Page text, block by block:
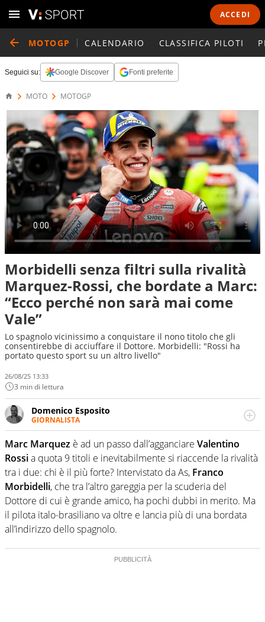
ACCEDI
MOTOGP CALENDARIO CLASSIFICA PILOTI
Seguici su: Google Discover Fonti preferite
MOTO MOTOGP
Morbidelli senza filtri sulla rivalità
Marquez-Rossi, che bordate a Marc:
“Ecco perché non sarà mai come
Vale”
Lo spagnolo vicinissimo a conquistare il nono titolo che gli
consentirebbe di acciuffare il Dottore. Morbidelli: "Rossi ha
portato questo sport su un altro livello"
26/08/25 13:33
3 min di lettura
Domenico Esposito
GIORNALISTA
Da vent’anni in campo e sul campo per vivere ogni evento
in tutte le sue sfaccettature. Passione smisurata per il
calcio e per la sfera di cuoio. Il pallone è una cosa
serissima, guai a dirgli di no
Marc Marquez è ad un passo dall’agganciare Valentino
Rossia quota 9 titoli e inevitabilmente si riaccende la rivalità
tra i due: chi è il più forte? Intervistato da As, Franco
Morbidelli, che tra l’altro gareggia per la scuderia del
Dottore di cui è grande amico, ha pochi dubbi in merito. Ma
il pilota italo-brasiliano va oltre e lancia più di una bordata
all’indirizzo dello spagnolo.